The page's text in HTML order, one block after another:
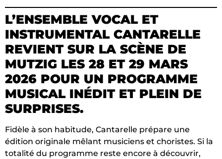
L’ENSEMBLE VOCAL ET
INSTRUMENTAL CANTARELLE
REVIENT SUR LA SCÈNE DE
MUTZIG LES 28 ET 29 MARS
2026 POUR UN PROGRAMME
MUSICAL INÉDIT ET PLEIN DE
SURPRISES.
Fidèle à son habitude, Cantarelle prépare une
édition originale mêlant musiciens et choristes. Si la
totalité du programme reste encore à découvrir,